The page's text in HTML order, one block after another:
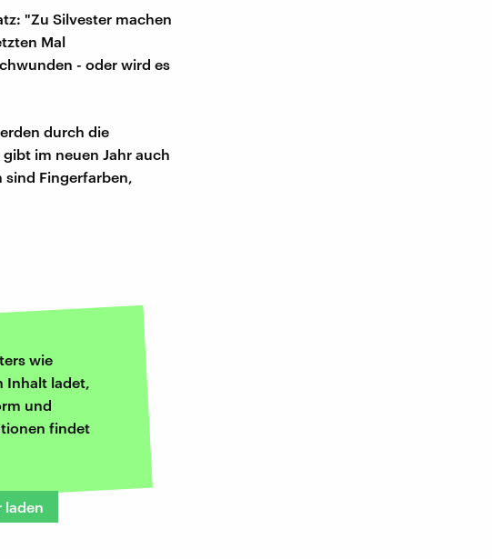
"Zu Silvester machen
Mal
- oder wird es
durch die
im neuen Jahr auch
sind Fingerfarben,
wie
Inhalt ladet,
und
findet
laden